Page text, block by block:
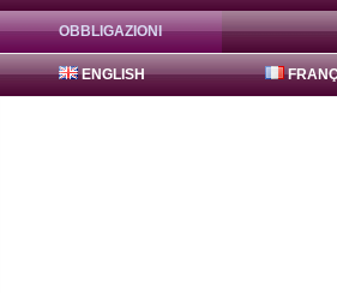
OBBLIGAZIONI
ENGLISH
Obbligazione FreddieMac